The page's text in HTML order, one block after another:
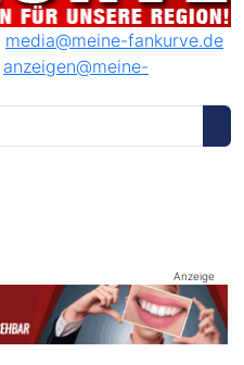
media@meine-fankurve.de
anzeigen@meine-
Anzeige